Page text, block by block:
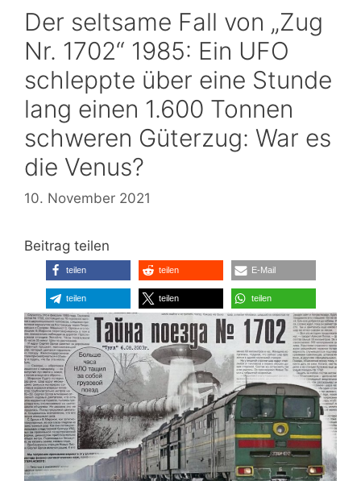
Der seltsame Fall von „Zug
Nr. 1702“ 1985: Ein UFO
schleppte über eine Stunde
lang einen 1.600 Tonnen
schweren Güterzug: War es
die Venus?
10. November 2021
Beitrag teilen
teilen teilen E-Mail
teilen teilen teilen